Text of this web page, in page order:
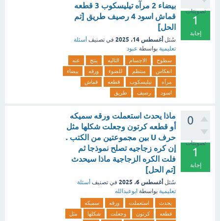
تصويتات
1
إجابة
بيضاء 2 مرآه تيليسكوب 3 قطعه
قماش اسود 4 رصيف طريق [تم
الحل]
سُئل أغسطس 14، 2025 في تصنيف أسئلة
تعليمية بواسطة عبود
سطوح الاجسام التاليه ينتج
عنه
انعكاس
منتظم للضوء ورقه
بيضاء
مرآه
تيليسكوب قطعه
قماش
اسود
رصيف طريق
0
تصويتات
1
إجابة
ماذا يحدث استعملت ورقه سميكه
أو قطعه كرتون وجعلت شكلها مثل
حرف U بين مجموعتين من الكتب .
إن كره زجاجيه تصلح نموذجا ثم
فلت الكره الزجاجية ماذا سيحدث
[تم الحل]
سُئل أغسطس 6، 2025 في تصنيف أسئلة
تعليمية بواسطة ابوعبدالله
يحدث استعملت ورقه
سميكه
قطعه
كرتون وجعلت شكلها
مثل